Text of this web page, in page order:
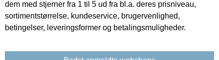
dem med stjerner fra 1 til 5 ud fra bl.a. deres prisniveau,
sortimentstørrelse, kundeservice, brugervenlighed,
betingelser, leveringsformer og betalingsmuligheder.